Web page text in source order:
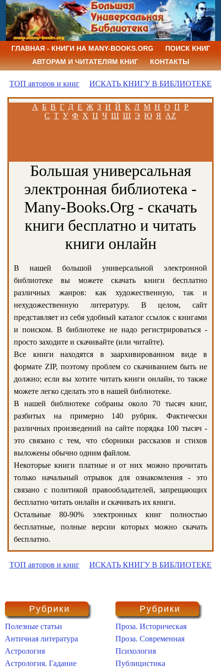
ГЛАВНАЯ - КНИГИ НА MANY-BOOKS.ORG
ПОИСК КНИГ
АВТОРАМ И ЧИТАТЕЛЯМ КНИГ
КОНТАКТЫ
ТОП авторов и книг ИСКАТЬ КНИГУ В БИБЛИОТЕКЕ
А Б В Г Д Е Ж З И Й К Л М Н О П Р
С Т У Ф Х Ц Ч Ш Щ Э Ю Я AZ
Большая универсальная
электронная библиотека -
Many-Books.Org - скачать
книги бесплатно и читать
книги онлайн
В нашей большой универсальной электронной
библиотеке вы можете скачать книги бесплатно
различных жанров: как художественную, так и
нехудожественную литературу. В целом, сайт
представляет из себя удобный каталог ссылок с книгами
и поиском. В библиотеке не надо регистрироваться -
просто заходите и скачивайте (или читайте).
Все книги находятся в заархивированном виде в
формате ZIP, поэтому проблем со скачиванием быть не
должно; если вы хотите читать книги онлайн, то также
можете легко сделать это в нашей библиотеке.
В нашей библиотеке собраны около 70 тысяч книг,
разбитых на примерно 140 рубрик. Фактически
различных произведений на сайте порядка 100 тысяч -
это связано с тем, что сборники рассказов и стихов
выложены обычно одним файлом.
Некоторые книги платные и от них можно прочитать
только начальный отрывок для ознакомления - это
связано с политикой правообладателей, запрещающих
бесплатно читать онлайн и скачивать их книги.
Остальные 80-90% электронных книг полностью
бесплатные, полные версии которых можно скачать
бесплатно.
ТОП авторов и книг ИСКАТЬ КНИГУ В БИБЛИОТЕКЕ
Рубрики
Полезные статьи
Античная литература
Астрология
Астрология. Гадание
Рубрики
Проза. Историческая
Проза. Современная
Психология
Публицистика